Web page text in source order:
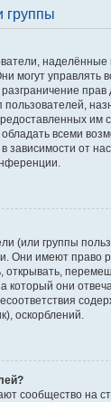
группы
могут управлять
прав
пользователей,
им
всеми
зависимости от
(или группы
Они имеют право
открывать,
который они
оскорблений.
сообщество на